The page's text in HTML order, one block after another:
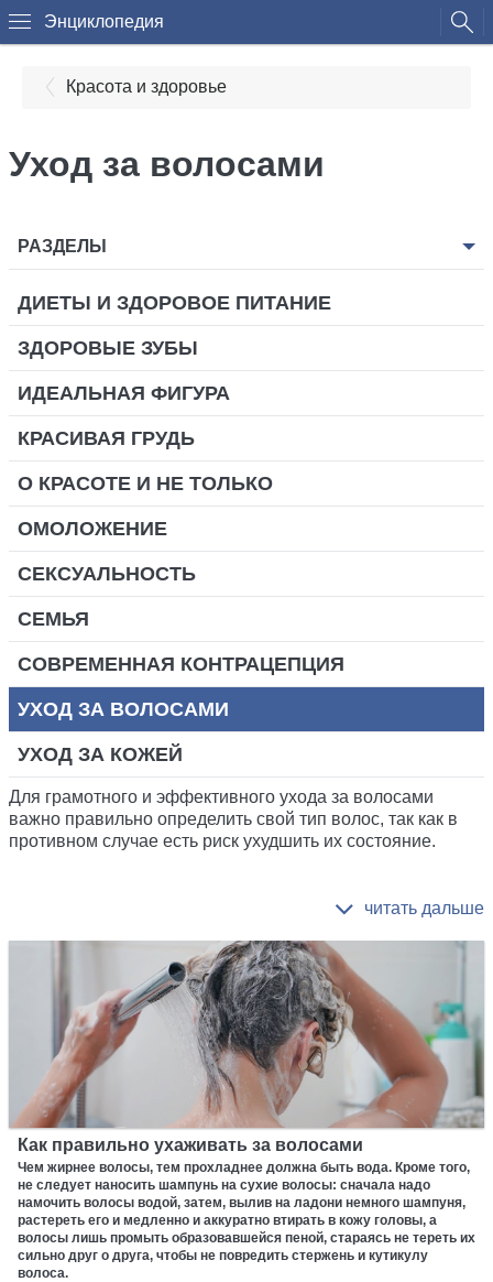
Энциклопедия
Красота и здоровье
Уход за волосами
РАЗДЕЛЫ
ДИЕТЫ И ЗДОРОВОЕ ПИТАНИЕ
ЗДОРОВЫЕ ЗУБЫ
ИДЕАЛЬНАЯ ФИГУРА
КРАСИВАЯ ГРУДЬ
О КРАСОТЕ И НЕ ТОЛЬКО
ОМОЛОЖЕНИЕ
СЕКСУАЛЬНОСТЬ
СЕМЬЯ
СОВРЕМЕННАЯ КОНТРАЦЕПЦИЯ
УХОД ЗА ВОЛОСАМИ
УХОД ЗА КОЖЕЙ
Для грамотного и эффективного ухода за волосами
важно правильно определить свой тип волос, так как в
противном случае есть риск ухудшить их состояние.
Как правильно ухаживать за волосами
Чем жирнее волосы, тем прохладнее должна быть вода. Кроме того,
не следует наносить шампунь на сухие волосы: сначала надо
намочить волосы водой, затем, вылив на ладони немного шампуня,
растереть его и медленно и аккуратно втирать в кожу головы, а
волосы лишь промыть образовавшейся пеной, стараясь не тереть их
сильно друг о друга, чтобы не повредить стержень и кутикулу
волоса.